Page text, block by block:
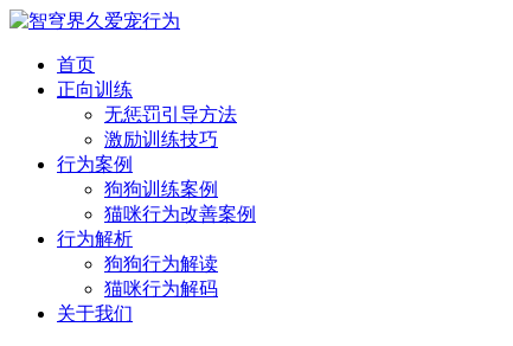
首页
正向训练
无惩罚引导方法
激励训练技巧
行为案例
狗狗训练案例
猫咪行为改善案例
行为解析
狗狗行为解读
猫咪行为解码
关于我们